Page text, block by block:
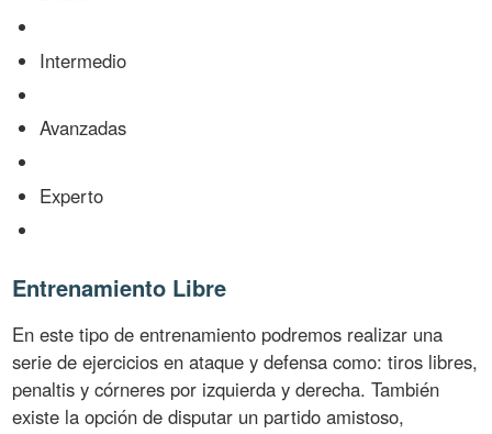
Intermedio
Avanzadas
Experto
Entrenamiento Libre
En este tipo de entrenamiento podremos realizar una
serie de ejercicios en ataque y defensa como: tiros libres,
penaltis y córneres por izquierda y derecha. También
existe la opción de disputar un partido amistoso,